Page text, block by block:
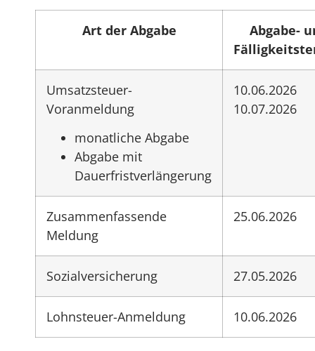
Art der Abgabe
Abgabe-
Umsatzsteuer-
Voranmeldung
monatliche Abgabe
Abgabe mit
Dauerfristverlängerung
10.06.2026
10.07.2026
Zusammenfassende
Meldung
25.06.2026
Sozialversicherung 27.05.2026
Lohnsteuer-Anmeldung 10.06.2026